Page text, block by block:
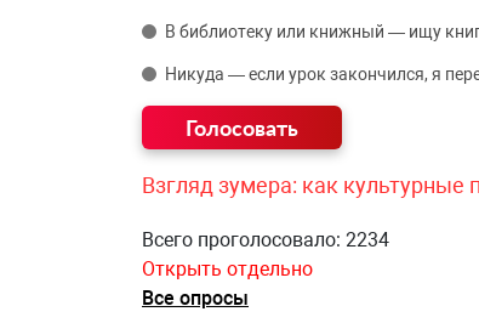
В библиотеку или книжный — ищу
Никуда — если урок закончился, я
Взгляд зумера: как
Всего проголосовало: 2234
Открыть отдельно
Все опросы